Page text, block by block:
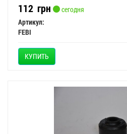
112 грн
сегодня
Артикул:
FEBI
КУПИТЬ